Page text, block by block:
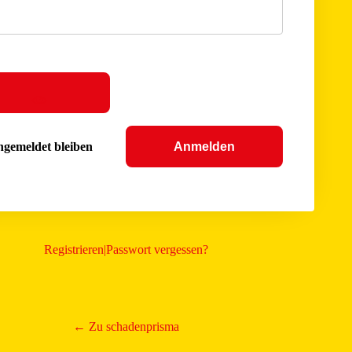
bleiben
Registrieren|Passwort vergessen?
← Zu schadenprisma